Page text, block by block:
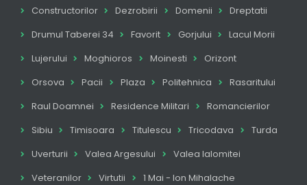
Constructorilor
Dezrobirii Domenii
Dreptatii
Drumul Taberei 34
Favorit Gorjului
Lacul Morii
Lujerului
Moghioros Moinesti
Orizont
Orsova
Pacii Plaza Politehnica
Rasaritului
Raul Doamnei
Residence Militari
Romancierilor
Sibiu
Timisoara Titulescu Tricodava
Turda
Uverturii
Valea Argesului
Valea Ialomitei
Veteranilor
Virtutii
1 Mai - Ion Mihalache